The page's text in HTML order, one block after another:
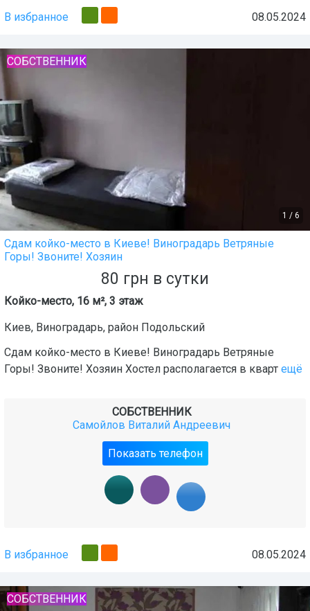
В избранное 08.05.2024
1 / 6
СОБСТВЕННИК
Сдам койко-место в Киеве! Виноградарь Ветряные
Горы! Звоните! Хозяин
80 грн в сутки
Койко-место, 16 м², 3 этаж
Киев, Виноградарь, район Подольский
Сдам койко-место в Киеве! Виноградарь Ветряные
Горы! Звоните! Хозяин Хостел располагается в кварт ещё
СОБСТВЕННИК
Самойлов Виталий Андреевич
Показать телефон
В избранное 08.05.2024
СОБСТВЕННИК